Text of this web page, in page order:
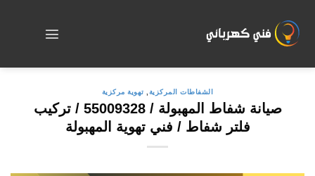
content
الشفاطات المركزية تهوية مركزية
صيانة شفاط المهبولة / 55009328 / تركيب
فلتر شفاط / فني تهوية المهبولة